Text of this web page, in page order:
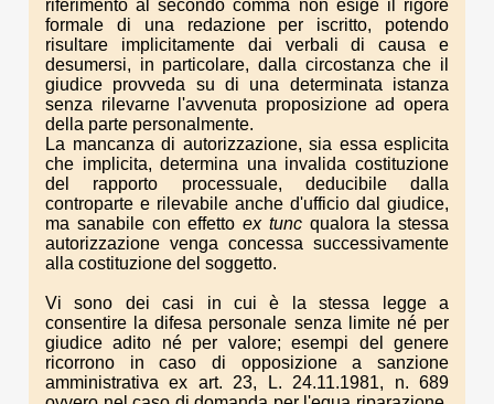
riferimento al secondo comma non esige il rigore
formale di una redazione per iscritto, potendo
risultare implicitamente dai verbali di causa e
desumersi, in particolare, dalla circostanza che il
giudice provveda su di una determinata istanza
senza rilevarne l'avvenuta proposizione ad opera
della parte personalmente.
La mancanza di autorizzazione, sia essa esplicita
che implicita, determina una invalida costituzione
del rapporto processuale, deducibile dalla
controparte e rilevabile anche d'ufficio dal giudice,
ma sanabile con effetto ex tuncqualora la stessa
autorizzazione venga concessa successivamente
alla costituzione del soggetto.
Vi sono dei casi in cui è la stessa legge a
consentire la difesa personale senza limite né per
giudice adito né per valore; esempi del genere
ricorrono in caso di opposizione a sanzione
amministrativa ex art. 23, L. 24.11.1981, n. 689